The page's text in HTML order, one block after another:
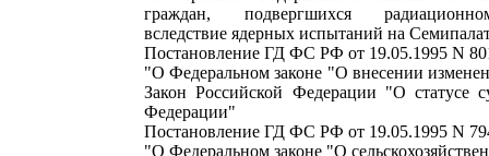
граждан, подвергшихся
вследствие ядерных испытаний на
Постановление ГД ФС РФ от 19.05.1995 N
"О Федеральном законе "О внесении
Закон Российской Федерации "О статусе
Федерации"
Постановление ГД ФС РФ от 19.05.1995 N
"О Федеральном законе "О